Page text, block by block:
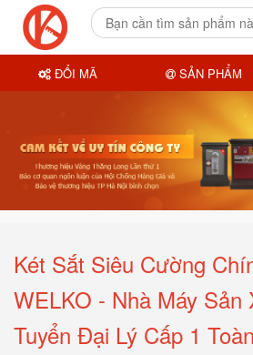
Két Sắt Siêu Cường
WELKO - Nhà Máy Sản
Tuyển Đại Lý Cấp 1
ĐỔI MÃ SẢN PHẨM